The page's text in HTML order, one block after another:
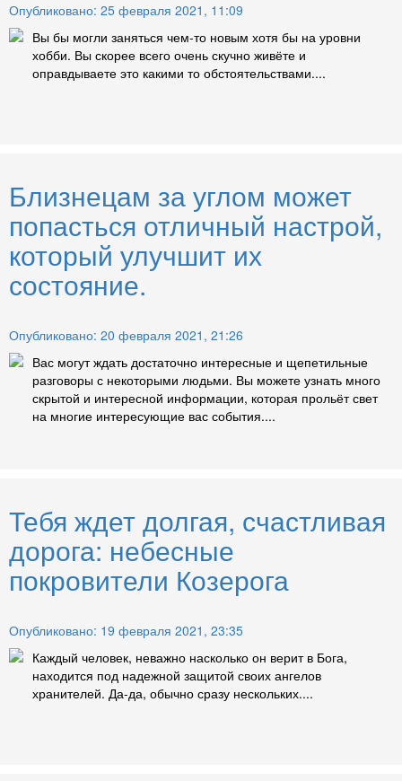
Опубликовано: 25 февраля 2021, 11:09
Вы бы могли заняться чем-то новым хотя бы на уровни
хобби. Вы скорее всего очень скучно живёте и
оправдываете это какими то обстоятельствами....
Близнецам за углом может
попасться отличный настрой,
который улучшит их
состояние.
Опубликовано: 20 февраля 2021, 21:26
Вас могут ждать достаточно интересные и щепетильные
разговоры с некоторыми людьми. Вы можете узнать много
скрытой и интересной информации, которая прольёт свет
на многие интересующие вас события....
Тебя ждет долгая, счастливая
дорога: небесные
покровители Козерога
Опубликовано: 19 февраля 2021, 23:35
Каждый человек, неважно насколько он верит в Бога,
находится под надежной защитой своих ангелов
хранителей. Да-да, обычно сразу нескольких....